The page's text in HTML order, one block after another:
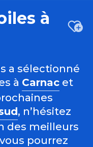
à
a sélectionné
à Carnac et
, n’hésitez
des meilleurs
pourrez